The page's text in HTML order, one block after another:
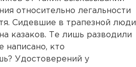
относительно легальности
Сидевшие в трапезной люди
казаков. Те лишь разводили
написано, кто
Удостоверений у